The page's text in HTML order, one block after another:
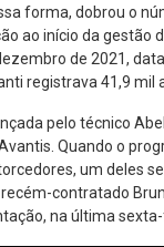
forma, dobrou o
ao início da gestão
de 2021,
registrava 41,9 mil
pelo técnico
Quando o
um deles
contratado
na última sexta-